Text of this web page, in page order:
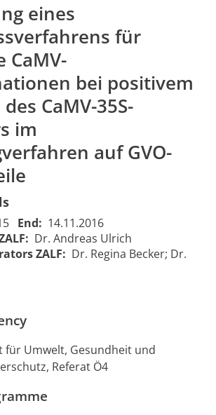
eines
CaMV-
bei
Entwicklung eines
Ausschlussverfahrens
Screeningverfahren
auf GVO-Bestandteile
eines
für
CaMV-
bei positivem
CaMV-35S-
im
auf GVO-
End: 14.11.2016
Dr. Andreas Ulrich
ZALF: Dr. Regina Becker; Dr.
für Umwelt, Gesundheit und
Referat Ö4